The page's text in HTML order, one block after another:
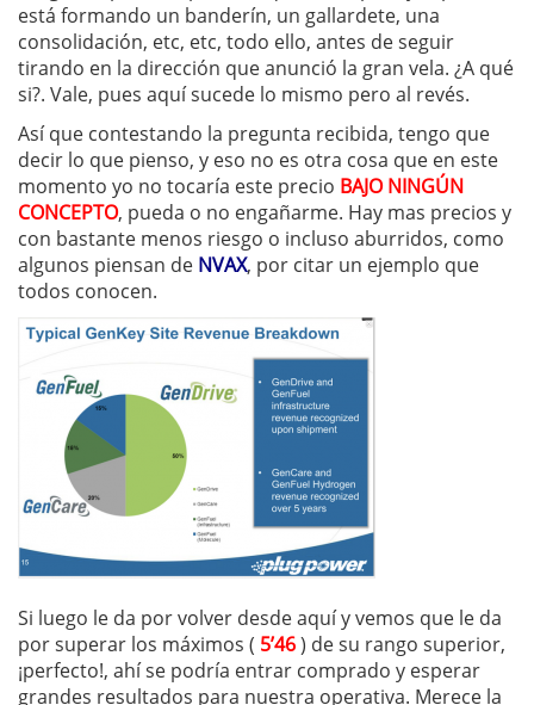
está formando un banderín, un gallardete, una
consolidación, etc, etc, todo ello, antes de seguir
tirando en la dirección que anunció la gran vela. ¿A qué
si?. Vale, pues aquí sucede lo mismo pero al revés.
Así que contestando la pregunta recibida, tengo que
decir lo que pienso, y eso no es otra cosa que en este
momento yo no tocaría este precio BAJO NINGÚN
CONCEPTO, pueda o no engañarme. Hay mas precios y
con bastante menos riesgo o incluso aburridos, como
algunos piensan de NVAX, por citar un ejemplo que
todos conocen.
Si luego le da por volver desde aquí y vemos que le da
por superar los máximos ( 5’46) de su rango superior,
¡perfecto!, ahí se podría entrar comprado y esperar
grandes resultados para nuestra operativa. Merece la